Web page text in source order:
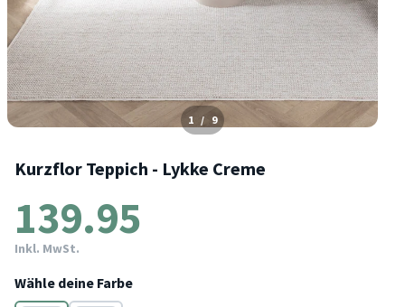
1 / 9
Kurzflor Teppich - Lykke Creme
139.95
Inkl. MwSt.
Wähle deine Farbe